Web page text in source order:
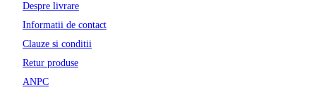
Despre livrare
Informatii de contact
Clauze si conditii
Retur produse
ANPC